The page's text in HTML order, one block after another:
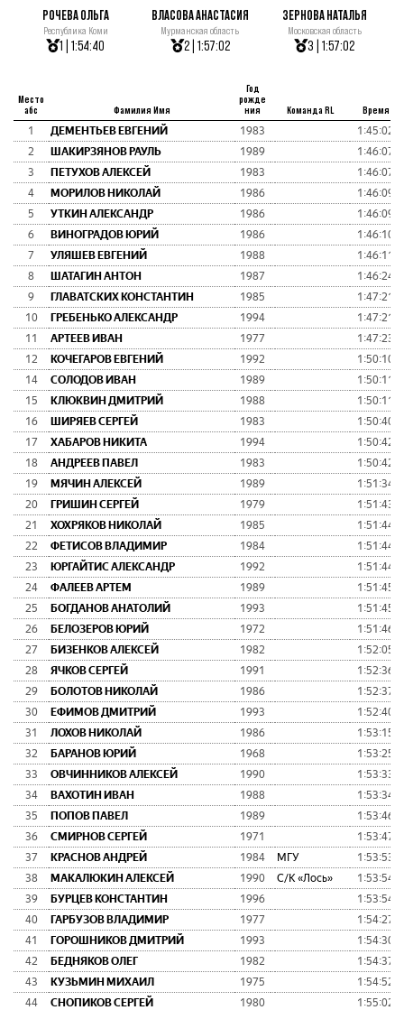
РОЧЕВА ОЛЬГА
Республика Коми
1 | 1:54:40
ВЛАСОВА АНАСТАСИЯ
Мурманская область
2 | 1:57:02
ЗЕРНОВА НАТАЛЬЯ
Московская область
3 | 1:57:02
Место
абс
Фамилия Имя
Год
рожде
ния
Команда RL Время
1 ДЕМЕНТЬЕВ ЕВГЕНИЙ 1983
1:45:02
2
ШАКИРЗЯНОВ РАУЛЬ 1989
1:46:07
3
ПЕТУХОВ АЛЕКСЕЙ 1983
1:46:07
4
МОРИЛОВ НИКОЛАЙ 1986
1:46:09
5
УТКИН АЛЕКСАНДР 1986
1:46:09
6
ВИНОГРАДОВ ЮРИЙ 1986
1:46:10
7
УЛЯШЕВ ЕВГЕНИЙ 1988
1:46:11
8
ШАТАГИН АНТОН 1987
1:46:24
9
ГЛАВАТСКИХ КОНСТАНТИН 1985
1:47:21
10
ГРЕБЕНЬКО АЛЕКСАНДР 1994
1:47:21
11
АРТЕЕВ ИВАН 1977
1:47:23
12
КОЧЕГАРОВ ЕВГЕНИЙ 1992
1:50:10
14
СОЛОДОВ ИВАН 1989
1:50:11
15
КЛЮКВИН ДМИТРИЙ 1988
1:50:11
16
ШИРЯЕВ СЕРГЕЙ 1983
1:50:40
17
ХАБАРОВ НИКИТА 1994
1:50:42
18
АНДРЕЕВ ПАВЕЛ 1983
1:50:42
19
МЯЧИН АЛЕКСЕЙ 1989
1:51:34
20
ГРИШИН СЕРГЕЙ 1979
1:51:43
21
ХОХРЯКОВ НИКОЛАЙ 1985
1:51:44
22
ФЕТИСОВ ВЛАДИМИР 1984
1:51:44
23
ЮРГАЙТИС АЛЕКСАНДР 1992
1:51:44
24
ФАЛЕЕВ АРТЕМ 1989
1:51:45
25
БОГДАНОВ АНАТОЛИЙ 1993
1:51:45
26
БЕЛОЗЕРОВ ЮРИЙ 1972
1:51:46
27
БИЗЕНКОВ АЛЕКСЕЙ 1982
1:52:05
28
ЯЧКОВ СЕРГЕЙ 1991
1:52:36
29
БОЛОТОВ НИКОЛАЙ 1986
1:52:37
30
ЕФИМОВ ДМИТРИЙ 1993
1:52:40
31
ЛОХОВ НИКОЛАЙ 1986
1:53:15
32
БАРАНОВ ЮРИЙ 1968
1:53:25
33
ОВЧИННИКОВ АЛЕКСЕЙ 1990
1:53:33
34
ВАХОТИН ИВАН 1988
1:53:34
35
ПОПОВ ПАВЕЛ 1989
1:53:46
36
СМИРНОВ СЕРГЕЙ 1971
1:53:47
37
КРАСНОВ АНДРЕЙ 1984 МГУ
1:53:53
38
МАКАЛЮКИН АЛЕКСЕЙ 1990 С/К «Лось»
1:53:54
39
БУРЦЕВ КОНСТАНТИН 1996
1:53:54
40
ГАРБУЗОВ ВЛАДИМИР 1977
1:54:27
41
ГОРОШНИКОВ ДМИТРИЙ 1993
1:54:30
42
БЕДНЯКОВ ОЛЕГ 1982
1:54:37
43
КУЗЬМИН МИХАИЛ 1975
1:54:52
44
СНОПИКОВ СЕРГЕЙ 1980
1:55:02